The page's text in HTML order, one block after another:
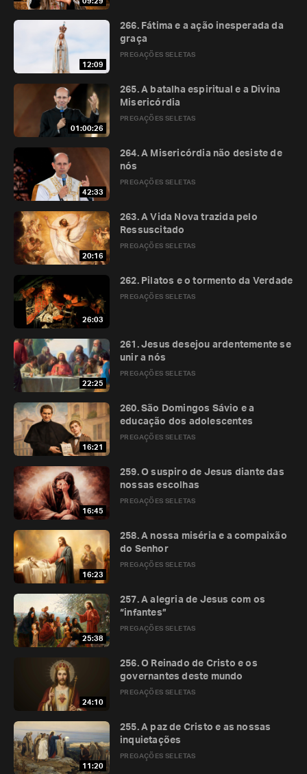
12:09
PREGAÇÕES SELETAS
266. Fátima e a ação inesperada da
graça
01:00:26
PREGAÇÕES SELETAS
265. A batalha espiritual e a Divina
Misericórdia
42:33
PREGAÇÕES SELETAS
264. A Misericórdia não desiste de
nós
20:16
PREGAÇÕES SELETAS
263. A Vida Nova trazida pelo
Ressuscitado
26:03
PREGAÇÕES SELETAS
262. Pilatos e o tormento da Verdade
22:25
PREGAÇÕES SELETAS
261. Jesus desejou ardentemente se
unir a nós
16:21
PREGAÇÕES SELETAS
260. São Domingos Sávio e a
educação dos adolescentes
16:45
PREGAÇÕES SELETAS
259. O suspiro de Jesus diante das
nossas escolhas
16:23
PREGAÇÕES SELETAS
258. A nossa miséria e a compaixão
do Senhor
25:38
PREGAÇÕES SELETAS
257. A alegria de Jesus com os
“infantes”
24:10
PREGAÇÕES SELETAS
256. O Reinado de Cristo e os
governantes deste mundo
11:20
PREGAÇÕES SELETAS
255. A paz de Cristo e as nossas
inquietações